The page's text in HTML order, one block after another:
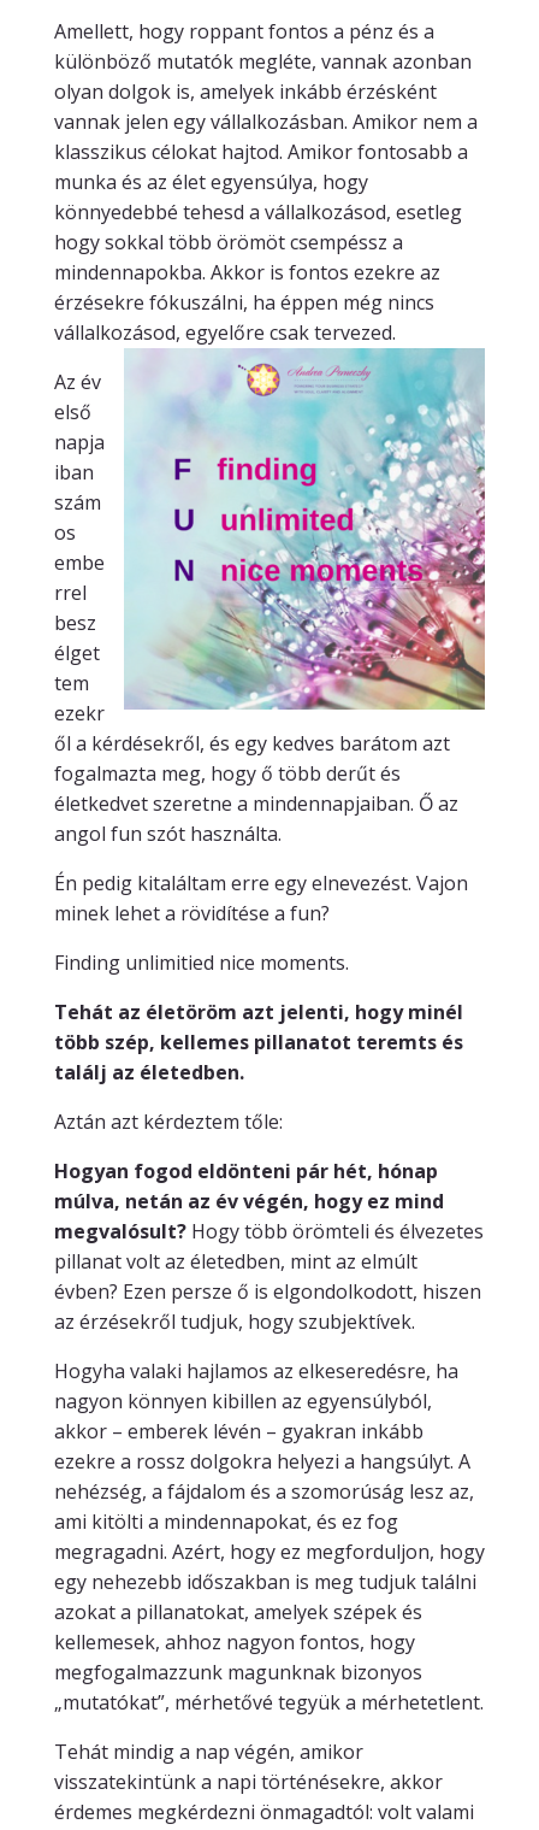
Amellett, hogy roppant fontos a pénz és a
különböző mutatók megléte, vannak azonban
olyan dolgok is, amelyek inkább érzésként
vannak jelen egy vállalkozásban. Amikor nem a
klasszikus célokat hajtod. Amikor fontosabb a
munka és az élet egyensúlya, hogy
könnyedebbé tehesd a vállalkozásod, esetleg
hogy sokkal több örömöt csempéssz a
mindennapokba. Akkor is fontos ezekre az
érzésekre fókuszálni, ha éppen még nincs
vállalkozásod, egyelőre csak tervezed.
Az év
első
napja
iban
szám
os
embe
rrel
besz
élget
tem
ezekr
ől a kérdésekről, és egy kedves barátom azt
fogalmazta meg, hogy ő több derűt és
életkedvet szeretne a mindennapjaiban. Ő az
angol fun szót használta.
Én pedig kitaláltam erre egy elnevezést. Vajon
minek lehet a rövidítése a fun?
Finding unlimitied nice moments.
Tehát az életöröm azt jelenti, hogy minél
több szép, kellemes pillanatot teremts és
találj az életedben.
Aztán azt kérdeztem tőle:
Hogyan fogod eldönteni pár hét, hónap
múlva, netán az év végén, hogy ez mind
megvalósult?Hogy több örömteli és élvezetes
pillanat volt az életedben, mint az elmúlt
évben? Ezen persze ő is elgondolkodott, hiszen
az érzésekről tudjuk, hogy szubjektívek.
Hogyha valaki hajlamos az elkeseredésre, ha
nagyon könnyen kibillen az egyensúlyból,
akkor – emberek lévén – gyakran inkább
ezekre a rossz dolgokra helyezi a hangsúlyt. A
nehézség, a fájdalom és a szomorúság lesz az,
ami kitölti a mindennapokat, és ez fog
megragadni. Azért, hogy ez megforduljon, hogy
egy nehezebb időszakban is meg tudjuk találni
azokat a pillanatokat, amelyek szépek és
kellemesek, ahhoz nagyon fontos, hogy
megfogalmazzunk magunknak bizonyos
„mutatókat”, mérhetővé tegyük a mérhetetlent.
Tehát mindig a nap végén, amikor
visszatekintünk a napi történésekre, akkor
érdemes megkérdezni önmagadtól: volt valami